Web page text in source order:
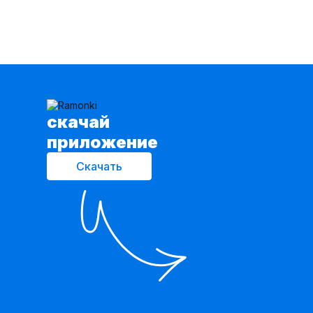
cкачай
приложение
Скачать